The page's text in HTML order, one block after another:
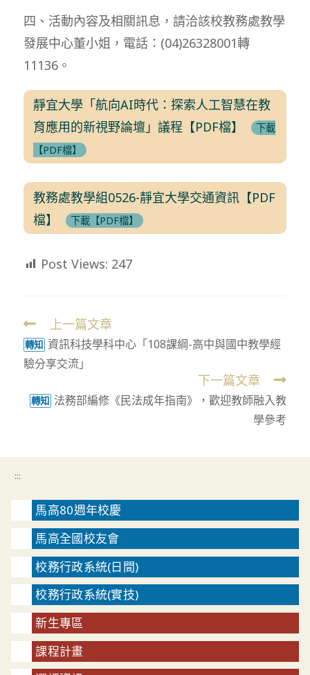
四、活動內容及相關訊息，請洽該校教務處教學
發展中心董小姐，電話：(04)26328001轉
11136。
靜宜大學「航向AI時代：探索人工智慧在教
育應用的新視野論壇」議程【PDF檔】
下載
【PDF檔】
教務處教學組0526-靜宜大學交通資訊【PDF
檔】
下載【PDF檔】
Post Views: 247
Read
more
articles
上一篇文章
轉知 資訊科技學科中心「108課綱-高中與國中教學經
驗分享交流」
下一篇文章
轉知 法務部編修《民法成年指南》，歡迎教師融入教
學參考
:::
馬高80週年校慶
馬高全國校友會
校務行政系統(日間)
校務行政系統(實技)
新生專區
課程計畫